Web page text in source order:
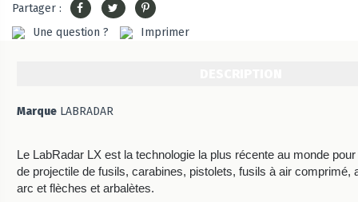
Partager :
Une question ?
Imprimer
Marque LABRADAR
Le LabRadar LX est la technologie la plus récente au monde
de projectile de fusils, carabines, pistolets, fusils à air comprimé,
arc et flèches et arbalètes.